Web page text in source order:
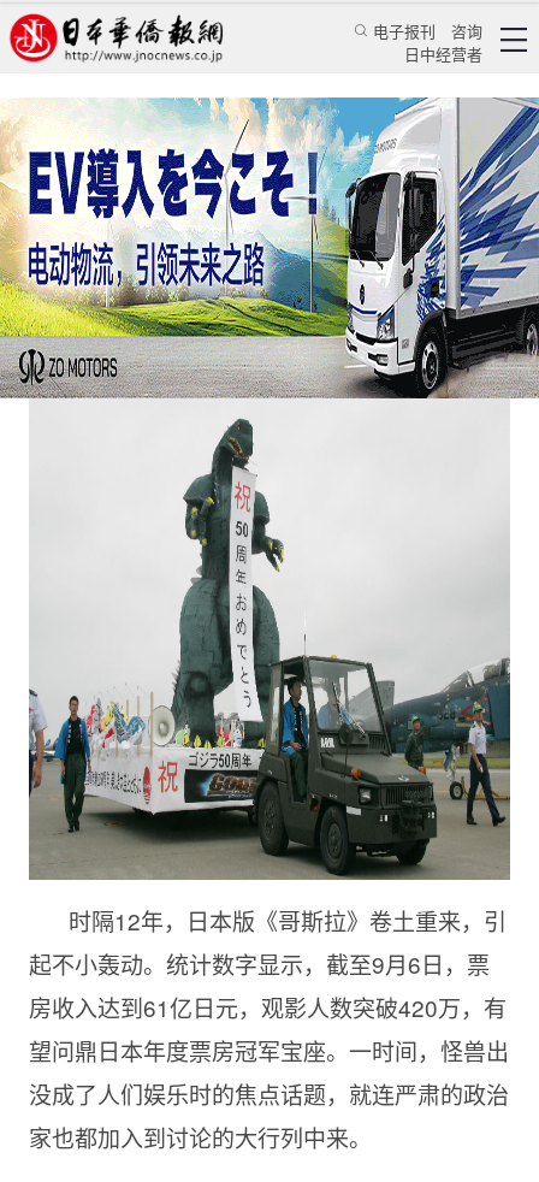
电子报刊
咨询
日中经营者
看看日本自卫队PK“哥斯拉”有啥门道？
日本新闻 政治焦点
日本新华侨报 2016/9/23 09:34:17
时隔12年，日本版《哥斯拉》卷土重来，引
起不小轰动。统计数字显示，截至9月6日，票
房收入达到61亿日元，观影人数突破420万，有
望问鼎日本年度票房冠军宝座。一时间，怪兽出
没成了人们娱乐时的焦点话题，就连严肃的政治
家也都加入到讨论的大行列中来。